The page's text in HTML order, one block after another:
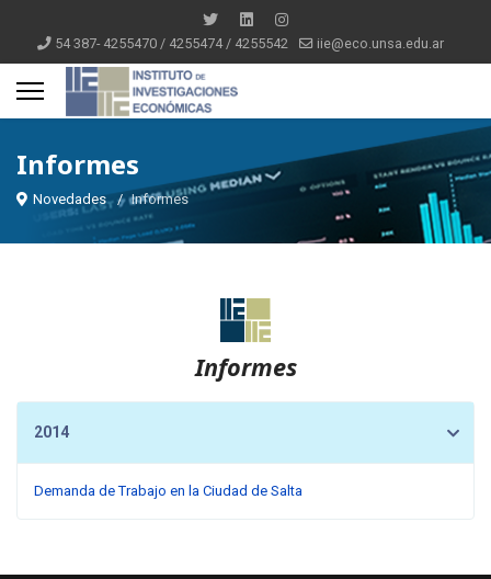
54 387- 4255470 / 4255474 / 4255542 iie@eco.unsa.edu.ar
Informes
Novedades Informes
Informes
2014
Demanda de Trabajo en la Ciudad de Salta